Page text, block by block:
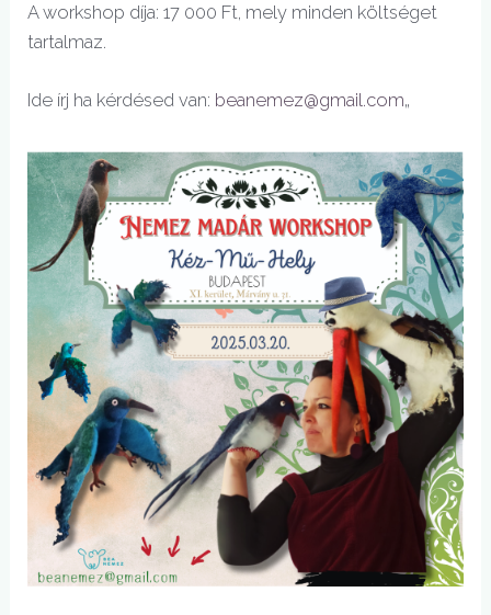
A workshop díja: 17 000 Ft, mely minden költséget
tartalmaz.
Ide írj ha kérdésed van: beanemez@gmail.com„